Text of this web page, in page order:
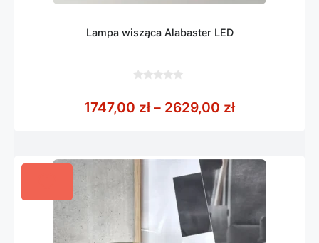
Lampa wisząca Alabaster LED
5
1747,00 zł – 2629,00 złZakres cen: